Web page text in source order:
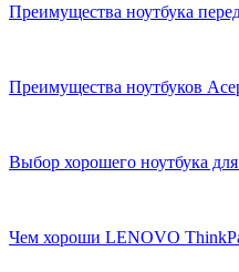
Преимущества ноутбука
Преимущества ноутбуков
Выбор хорошего ноутбука
Чем хороши LENOVO